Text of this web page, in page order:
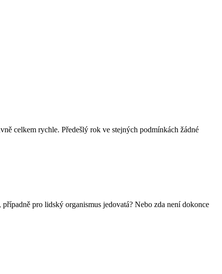
celkem rychle. Předešlý rok ve stejných podmínkách žádné
pro lidský organismus jedovatá? Nebo zda není dokonce